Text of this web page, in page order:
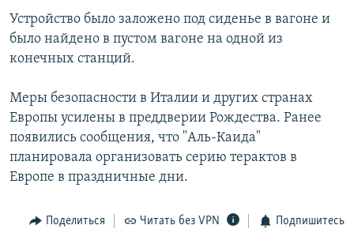
РАСПИСАНИЕ ВЕЩАНИЯ
ПОДПИШИТЕСЬ НА РАССЫЛКУ
Все сайты РСЕ/РС
Устройство было заложено под сиденье в вагоне и
было найдено в пустом вагоне на одной из
конечных станций.
Меры безопасности в Италии и других странах
Европы усилены в преддверии Рождества. Ранее
появились сообщения, что "Аль-Каида"
планировала организовать серию терактов в
Европе в праздничные дни.
Поделиться Читать без VPN Подпишитесь